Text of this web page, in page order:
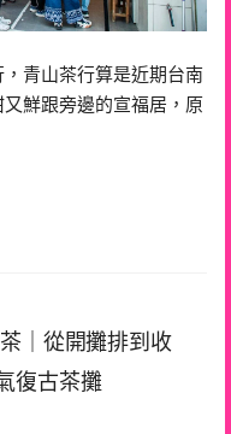
青山茶行算是近期台南
鮮跟旁邊的宣福居，原
｜從開攤排到收
復古茶攤